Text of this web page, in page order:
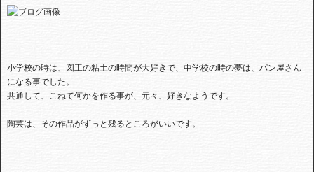
小学校の時は、図工の粘土の時間が大好きで、中学校の時の夢は、パン屋さん
になる事でした。
共通して、こねて何かを作る事が、元々、好きなようです。
陶芸は、その作品がずっと残るところがいいです。